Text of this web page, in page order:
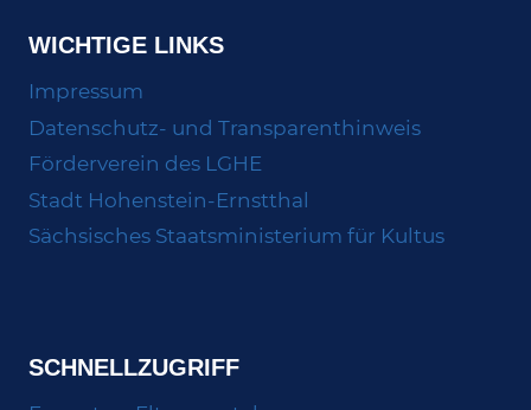
WICHTIGE LINKS
Impressum
Datenschutz- und Transparenthinweis
Förderverein des LGHE
Stadt Hohenstein-Ernstthal
Sächsisches Staatsministerium für Kultus
SCHNELLZUGRIFF